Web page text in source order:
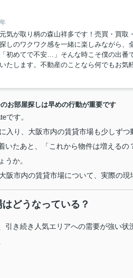
気が取り柄の森山祥多です！売買・買
しのワクワク感を一緒に楽しみながら
初めてで不安…」そんな時こそ僕の出番
たします。不動産のことなら何でもお気
お部屋探しは早めの行動が重要です
です。
入り、大阪市内の賃貸市場も少しずつ
いたあと、「これから物件は増える
うか。
阪市内の賃貸市場について、実際の
どうなっている？
引き続き人気エリアへの需要が強い状